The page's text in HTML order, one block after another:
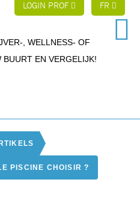
LOGIN PROF FR
, WELLNESS- OF
EN VERGELIJK!
PISCINE CHOISIR ?